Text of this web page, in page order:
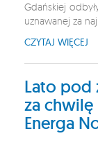
Gdańskiej
uznawanej za
CZYTAJ WIĘCEJ
Lato pod
za
Energa